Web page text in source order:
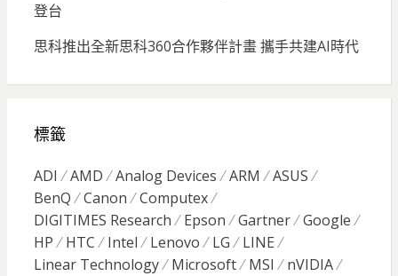
登台
思科推出全新思科360合作夥伴計畫 攜手共建AI時代
標籤
ADI AMD Analog Devices ARM
ASUS
BenQ
Canon
Computex
DIGITIMES Research
Epson Gartner
Google
HP
HTC Intel Lenovo LG
LINE
Linear Technology
Microsoft MSI
nVIDIA